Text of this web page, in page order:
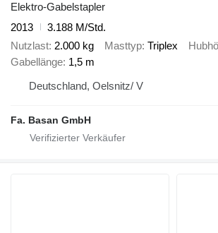
Elektro-Gabelstapler
2013
3.188 M/Std.
Nutzlast 2.000 kg Masttyp Triplex
Gabellänge 1,5 m
Deutschland, Oelsnitz/ V
Fa. Basan GmbH